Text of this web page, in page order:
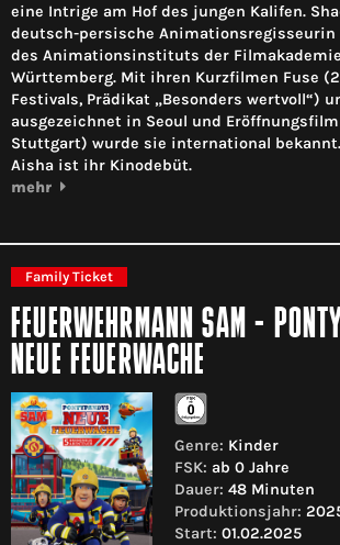
eine Intrige am Hof des jungen Kalifen.
deutsch-persische Animationsregisseurin
des Animationsinstituts der
Württemberg. Mit ihren Kurzfilmen Fuse
Festivals, Prädikat „Besonders wertvoll“)
ausgezeichnet in Seoul und Eröffnungsfilm
Stuttgart) wurde sie international
Aisha ist ihr Kinodebüt.
mehr
Family Ticket
FEUERWEHRMANN SAM -
NEUE FEUERWACHE
Genre: Kinder
FSK: ab 0 Jahre
Dauer: 48 Minuten
Produktionsjahr:
Start: 01.02.2025